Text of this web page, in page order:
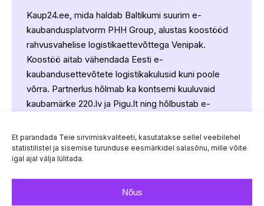
Et parandada Teie sirvimiskvaliteeti, kasutatakse sellel veebilehel
statistilistel ja sisemise turunduse eesmärkidel salasõnu, mille võite
igal ajal välja lülitada.
Nõus
Kaup24.ee, mida haldab Baltikumi suurim e-
kaubandusplatvorm PHH Group, alustas koostööd
rahvusvahelise logistikaettevõttega Venipak.
Koostöö aitab vähendada Eesti e-
kaubandusettevõtete logistikakulusid kuni poole
võrra. Partnerlus hõlmab ka kontserni kuuluvaid
kaubamärke 220.lv ja Pigu.lt ning hõlbustab e-
kogu Baltikumis. PHH Groupi Marketplace’i juhi Dalia
Čiutaitė-Antanaitė sõnul lepiti kokku, et müüjad, kes
hakkavad teenust kasutama, saavad…